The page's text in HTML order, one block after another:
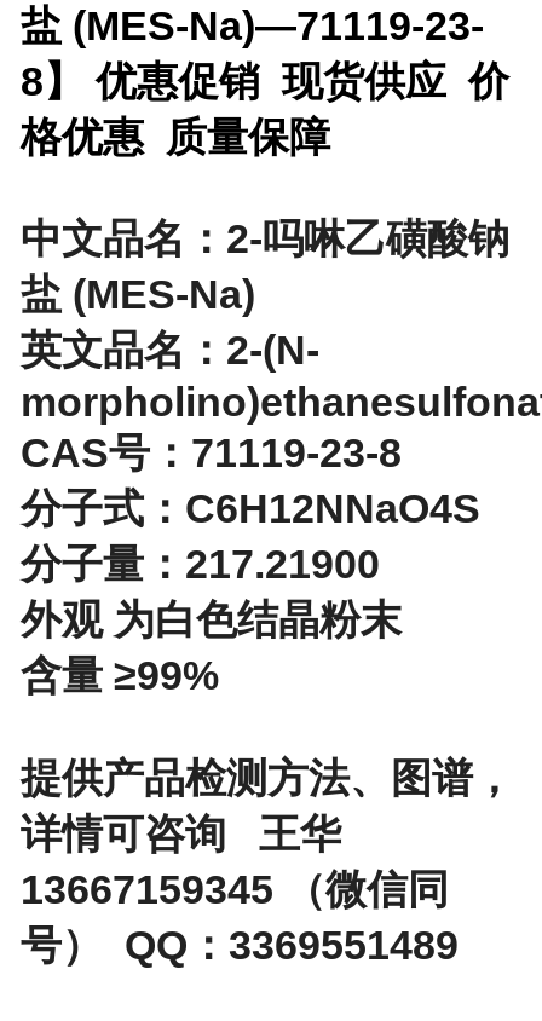
盐 (MES-Na)—71119-23-
8】 优惠促销 现货供应 价
格优惠 质量保障
中文品名：2-吗啉乙磺酸钠
盐 (MES-Na)
英文品名：2-(N-
CAS号：71119-23-8
分子式：C6H12NNaO4S
分子量：217.21900
外观 为白色结晶粉末
含量 ≥99%
提供产品检测方法、图谱，
详情可咨询 王华
13667159345 （微信同
号） QQ：3369551489